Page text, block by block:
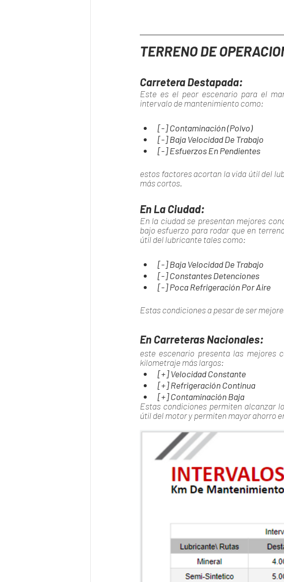
TERRENO DE
Carretera Destapada:
Este es el peor escenario para el
intervalo de mantenimiento como:
[-] Contaminación (Polvo)
[-] Baja Velocidad De Trabajo
[-] Esfuerzos En Pendientes
estos factores acortan la vida útil del
más cortos.
En La Ciudad:
En la ciudad se presentan mejores
bajo esfuerzo para rodar que en
útil del lubricante tales como:
[-] Baja Velocidad De Trabajo
[-] Constantes Detenciones
[-] Poca Refrigeración Por Aire
Estas condiciones a pesar de ser
En Carreteras Nacionales:
este escenario presenta las mejores
kilometraje más largos:
[+] Velocidad Constante
[+] Refrigeración Continua
[+] Contaminación Baja
Estas condiciones permiten alcanzar
útil del motor y permiten mayor ahorro